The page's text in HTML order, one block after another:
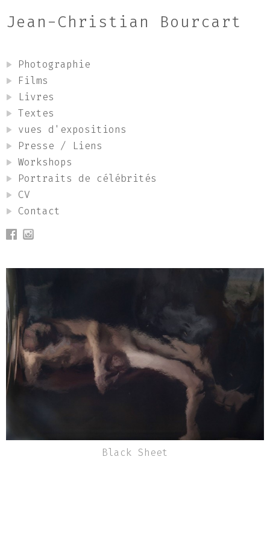
Jean-Christian Bourcart
Photographie
Films
Livres
Textes
vues d'expositions
Presse / Liens
Workshops
Portraits de célébrités
CV
Contact
Bourcart est un photographe français qui
réside à New York depuis 1997. Il expose
aussi bien aux États-Unis qu'en Europe.
Black Sheet